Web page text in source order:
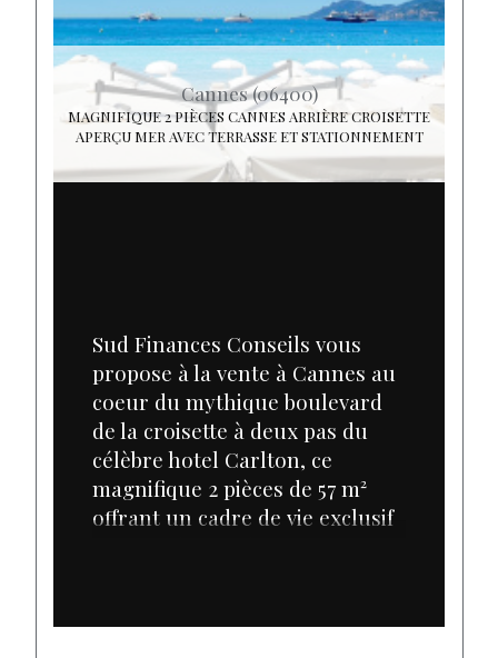
Cannes (06400)
MAGNIFIQUE 2 PIÈCES CANNES ARRIÈRE CROISETTE
APERÇU MER AVEC TERRASSE ET STATIONNEMENT
Sud Finances Conseils vous
propose à la vente à Cannes au
coeur du mythique boulevard
de la croisette à deux pas du
célèbre hotel Carlton, ce
magnifique 2 pièces de 57 m²
offrant un cadre de vie exclusif
hautement sécurisée avec un